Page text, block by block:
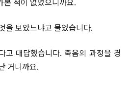
을 보았느냐고 물었습니다.
고 대답했습니다. 죽음의 과정을 경
거니까요.